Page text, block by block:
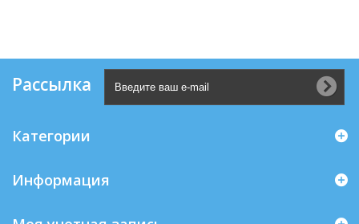
Рассылка
Категории
Информация